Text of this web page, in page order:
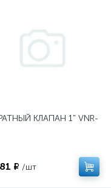
КЛАПАН 1" VNR-
₽ /шт